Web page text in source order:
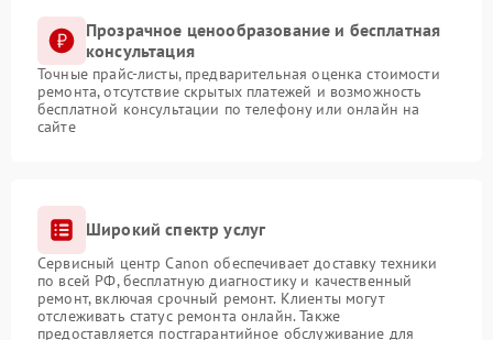
Прозрачное ценообразование и бесплатная
консультация
Точные прайс-листы, предварительная оценка стоимости
ремонта, отсутствие скрытых платежей и возможность
бесплатной консультации по телефону или онлайн на
сайте
Широкий спектр услуг
Сервисный центр Canon обеспечивает доставку техники
по всей РФ, бесплатную диагностику и качественный
ремонт, включая срочный ремонт. Клиенты могут
отслеживать статус ремонта онлайн. Также
предоставляется постгарантийное обслуживание для